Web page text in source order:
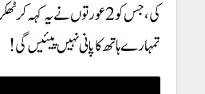
کی، جس کو 2 عورتوں نے یہ کہہ کر ٹھکرادیا کہ تم عیسائی ہو،
تمہارے ہاتھ کا پانی نہیں پیئیں گی!